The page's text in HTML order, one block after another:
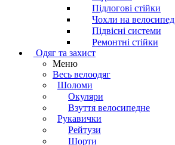
Підлогові стійки
Чохли на велосипед
Підвісні системи
Ремонтні стійки
Одяг та захист
Меню
Весь велоодяг
Шоломи
Окуляри
Взуття велосипедне
Рукавички
Рейтузи
Шорти